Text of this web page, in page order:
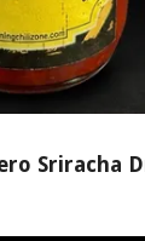
Sriracha